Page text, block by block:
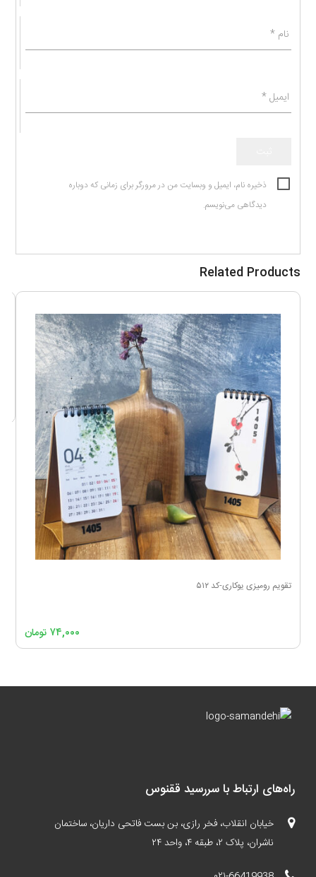
نام*
ایمیل*
ذخیره نام، ایمیل و وبسایت من در مرورگر برای زمانی که دوباره
دیدگاهی می‌نویسم.
Related Products
تقویم رومیزی یوکاری-کد ۵۱۲
۷۴,۰۰۰ تومان
راه‌های ارتباط با سررسید ققنوس
خیابان انقلاب، فخر رازی، بن بست فاتحی داریان، ساختمان
ناشران، پلاک ۲، طبقه ۴، واحد ۲۴